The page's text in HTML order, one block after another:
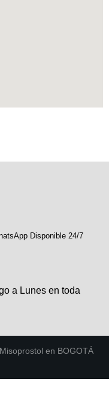
Disponible 24/7
a Lunes en toda
Misoprostol en BOGOTÁ